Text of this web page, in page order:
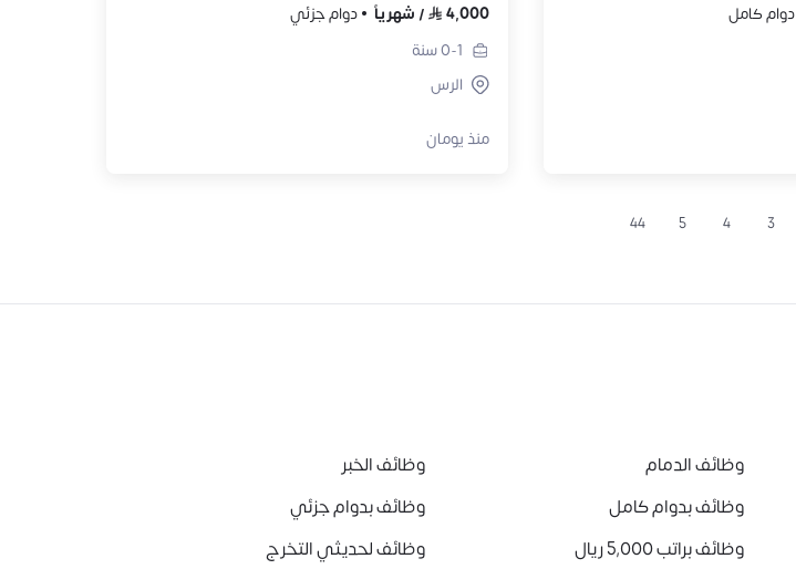
دوام كامل
4,000
/ شهرياً
دوام جزئي
0-1سنة
الرس
منذ يومان
3
4
5
44
وظائف الدمام
وظائف الخبر
وظائف بدوام كامل
وظائف بدوام جزئي
وظائف براتب 5,000 ريال
وظائف لحديثي التخرج